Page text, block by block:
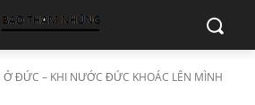
ĐỨC – KHI NƯỚC ĐỨC KHOÁC LÊN MÌNH